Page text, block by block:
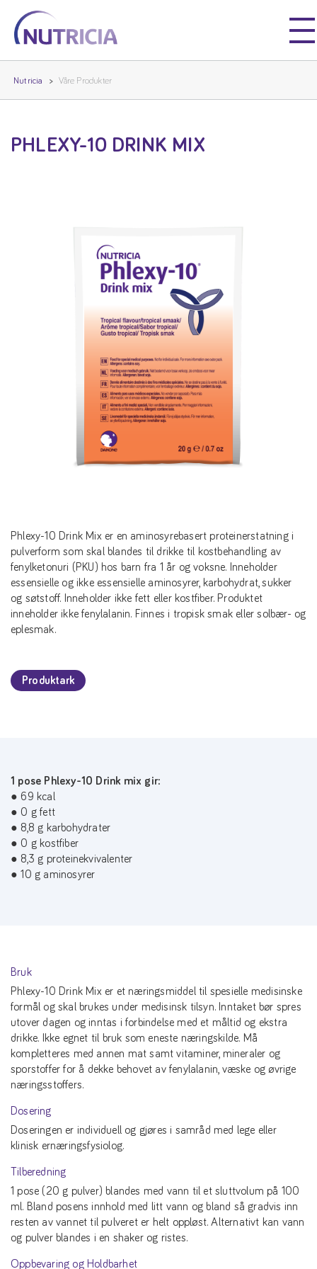
Nutricia
Nutricia
Nutricia Våre Produkter
PHLEXY-10 DRINK MIX
Phlexy-10 Drink Mix er en aminosyrebasert proteinerstatning i
pulverform som skal blandes til drikke til kostbehandling av
fenylketonuri (PKU) hos barn fra 1 år og voksne. Inneholder
essensielle og ikke essensielle aminosyrer, karbohydrat, sukker
og søtstoff. Inneholder ikke fett eller kostfiber. Produktet
inneholder ikke fenylalanin. Finnes i tropisk smak eller solbær- og
eplesmak.
Produktark
1 pose Phlexy-10 Drink mix gir:
● 69 kcal
● 0 g fett
● 8,8 g karbohydrater
● 0 g kostfiber
● 8,3 g proteinekvivalenter
● 10 g aminosyrer
Bruk
Phlexy-10 Drink Mix er et næringsmiddel til spesielle medisinske
formål og skal brukes under medisinsk tilsyn. Inntaket bør spres
utover dagen og inntas i forbindelse med et måltid og ekstra
drikke. Ikke egnet til bruk som eneste næringskilde. Må
kompletteres med annen mat samt vitaminer, mineraler og
sporstoffer for å dekke behovet av fenylalanin, væske og øvrige
næringsstoffers.
Dosering
Doseringen er individuell og gjøres i samråd med lege eller
klinisk ernæringsfysiolog.
Tilberedning
1 pose (20 g pulver) blandes med vann til et sluttvolum på 100
ml. Bland posens innhold med litt vann og bland så gradvis inn
resten av vannet til pulveret er helt oppløst. Alternativt kan vann
og pulver blandes i en shaker og ristes.
Oppbevaring og Holdbarhet